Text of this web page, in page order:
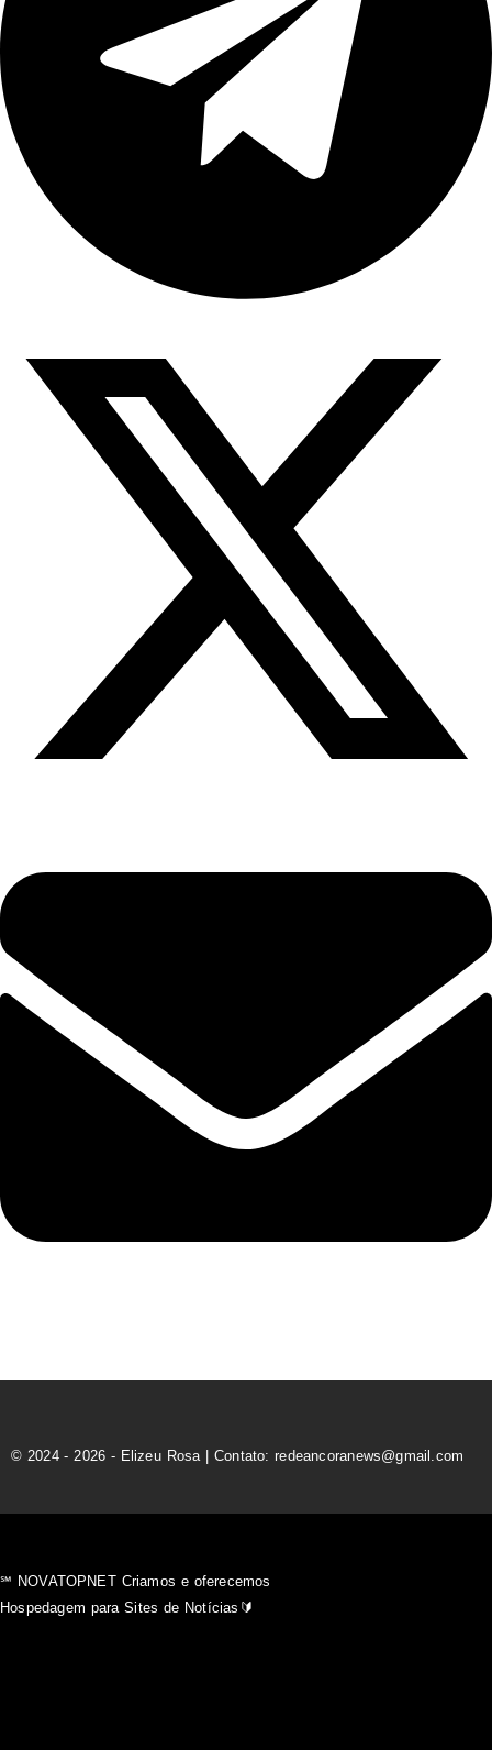
© 2024 - 2026 - Elizeu Rosa | Contato: redeancoranews@gmail.com
℠ NOVATOPNET Criamos e oferecemos
Hospedagem para Sites de Notícias🔰